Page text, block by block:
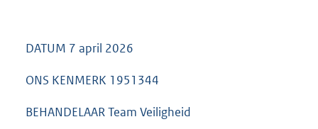
DATUM 7 april 2026
ONS KENMERK 1951344
BEHANDELAAR Team Veiligheid